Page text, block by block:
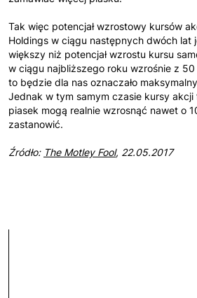
Tak więc potencjał wzrostowy kursów
Holdings w ciągu następnych dwóch lat
większy niż potencjał wzrostu kursu
w ciągu najbliższego roku wzrośnie z 50
to będzie dla nas oznaczało
Jednak w tym samym czasie kursy
piasek mogą realnie wzrosnąć nawet o
zastanowić.
Źródło: The Motley Fool, 22.05.2017